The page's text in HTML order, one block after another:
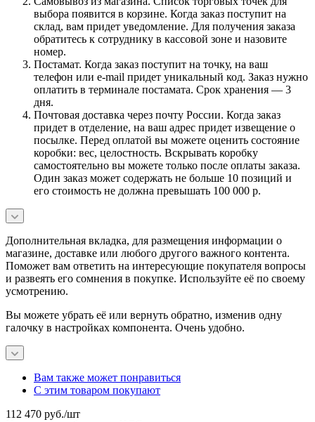
выбора появится в корзине. Когда заказ поступит на
склад, вам придет уведомление. Для получения заказа
обратитесь к сотруднику в кассовой зоне и назовите
номер.
Постамат. Когда заказ поступит на точку, на ваш
телефон или e-mail придет уникальный код. Заказ нужно
оплатить в терминале постамата. Срок хранения — 3
дня.
Почтовая доставка через почту России. Когда заказ
придет в отделение, на ваш адрес придет извещение о
посылке. Перед оплатой вы можете оценить состояние
коробки: вес, целостность. Вскрывать коробку
самостоятельно вы можете только после оплаты заказа.
Один заказ может содержать не больше 10 позиций и
его стоимость не должна превышать 100 000 р.
Дополнительная вкладка, для размещения информации о
магазине, доставке или любого другого важного контента.
Поможет вам ответить на интересующие покупателя вопросы
и развеять его сомнения в покупке. Используйте её по своему
усмотрению.
Вы можете убрать её или вернуть обратно, изменив одну
галочку в настройках компонента. Очень удобно.
Вам также может понравиться
С этим товаром покупают
112 470 руб./шт